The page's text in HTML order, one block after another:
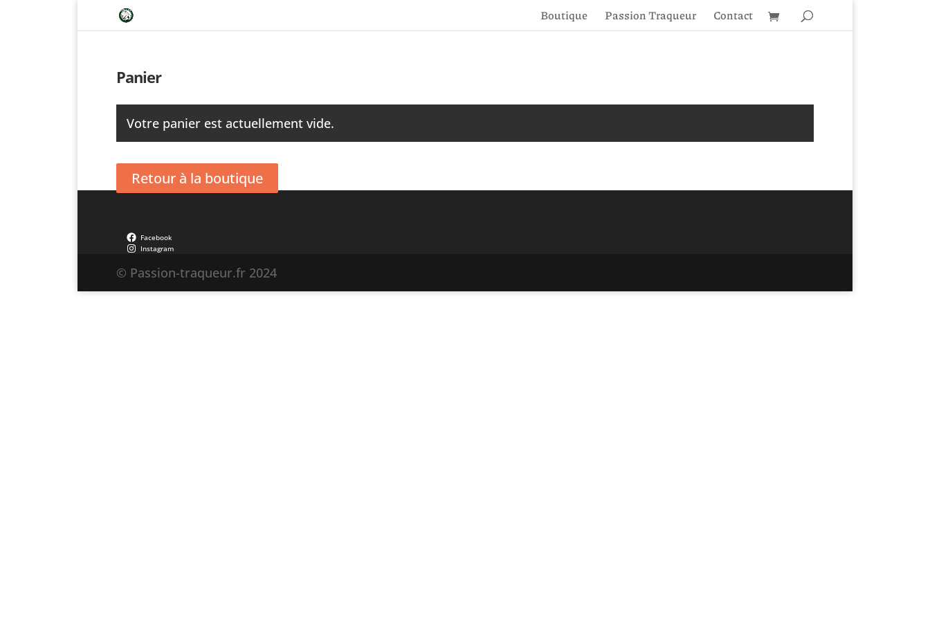
Boutique Passion Traqueur Contact
Panier
Votre panier est actuellement vide.
Retour à la boutique
Facebook
Instagram
© Passion-traqueur.fr 2024